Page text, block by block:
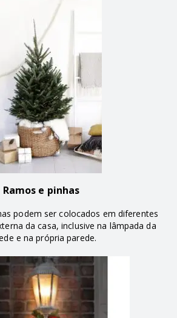
Ramos e pinhas
podem ser colocados em diferentes
da casa, inclusive na lâmpada da
e na própria parede.